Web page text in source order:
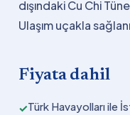
dışındaki Cu Chi
Ulaşım uçakla
Fiyata dahil
✓Türk Havayolları ile